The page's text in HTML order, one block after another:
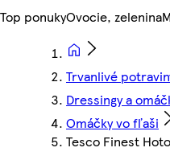
Top ponukyOvocie, zelenina
Trvanlivé
Dressingy a
Omáčky vo fľaši
Tesco Finest